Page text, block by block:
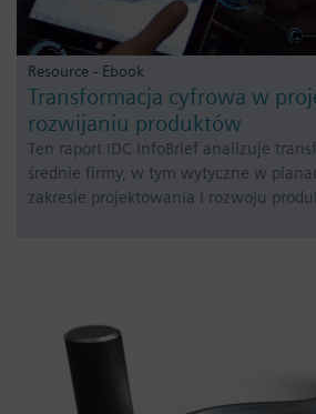
Resource - Ebook
Transformacja cyfrowa w
rozwijaniu produktów
Ten raport IDC InfoBrief analizuje
średnie firmy, w tym wytyczne w
zakresie projektowania i rozwoju